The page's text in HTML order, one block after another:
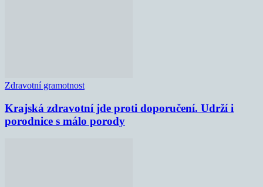
Zdravotní gramotnost
Krajská zdravotní jde proti doporučení. Udrží i
porodnice s málo porody